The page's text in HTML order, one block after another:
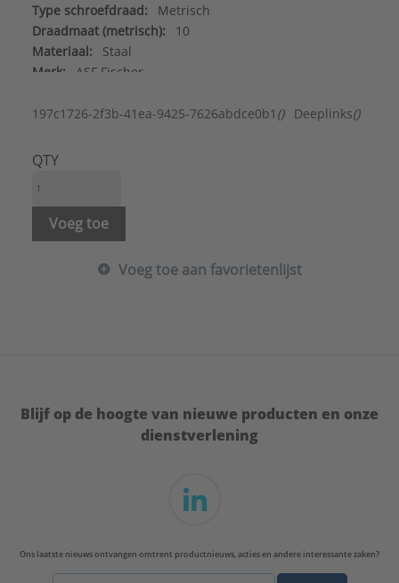
Type schroefdraad:
Metrisch
Draadmaat (metrisch):
10
Materiaal:
Staal
Merk:
ASF Fischer
Schachtdiameter:
9 mm
197c1726-2f3b-41ea-9425-7626abdce0b1 () Deeplinks()
QTY
Voeg toe
Voeg toe aan favorietenlijst
Blijf op de hoogte van nieuwe producten en onze
dienstverlening
Ons laatste nieuws ontvangen omtrent productnieuws, acties en andere interessante zaken?